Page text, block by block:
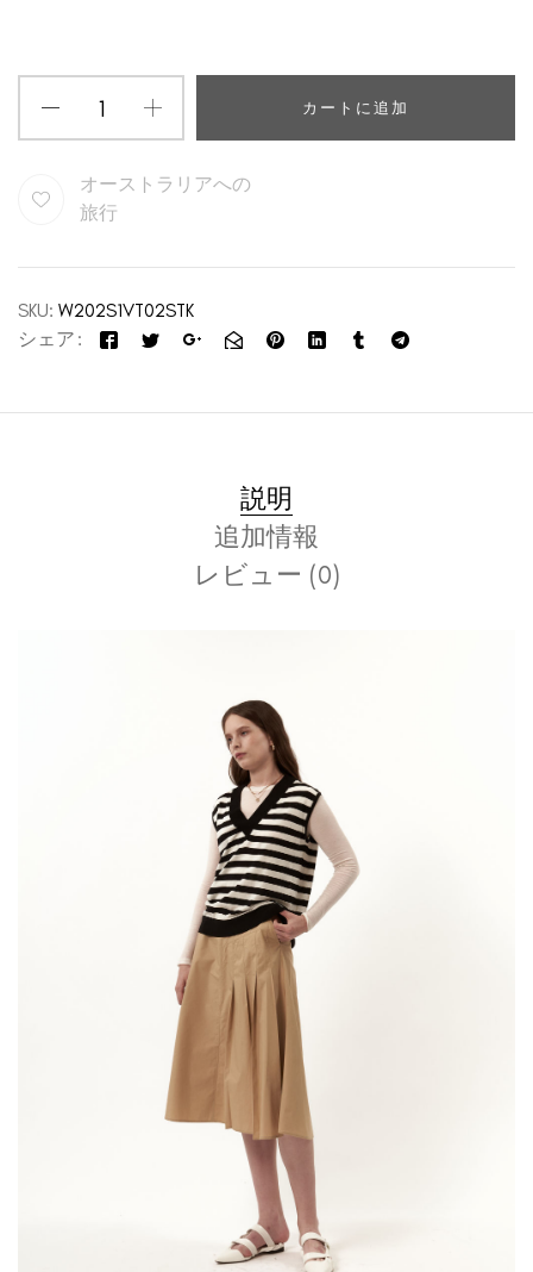
カートに追加
オーストラリアへの
旅行
SKU: W202S1VT02STK
シェア
説明
追加情報
レビュー (0)